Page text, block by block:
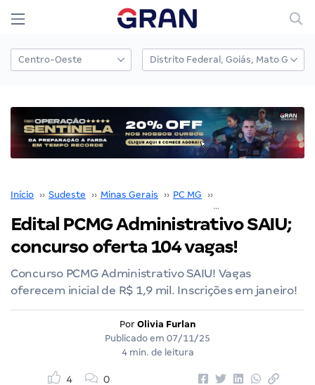
Início ›› Sudeste ›› Minas Gerais ›› PC MG ››
Edital PCMG Administrativo SAIU;
concurso oferta 104 vagas!
Concurso PCMG Administrativo SAIU! Vagas
oferecem inicial de R$ 1,9 mil. Inscrições em janeiro!
Por Olivia Furlan
Publicado em 07/11/25
4 min. de leitura
4 0